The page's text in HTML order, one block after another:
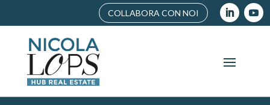
COLLABORA CON NOI